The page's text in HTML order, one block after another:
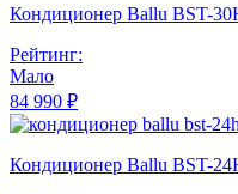
Кондиционер Ballu BST-
Рейтинг:
Мало
84 990 ₽
Кондиционер Ballu BST-